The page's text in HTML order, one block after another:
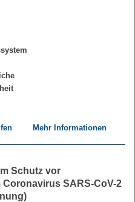
Mehr Informationen
Schutz vor
SARS-CoV-2